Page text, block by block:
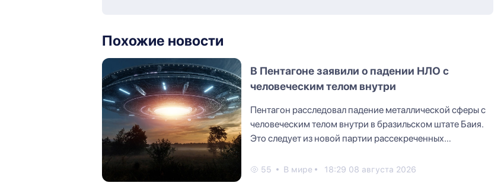
Похожие новости
В Пентагоне заявили о падении НЛО с
человеческим телом внутри
Пентагон расследовал падение металлической сферы с
человеческим телом внутри в бразильском штате Баия.
Это следует из новой партии рассекреченных
55 В мире 18:29 08 августа 2026